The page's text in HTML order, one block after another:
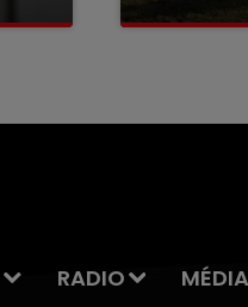
La victime
RADIO